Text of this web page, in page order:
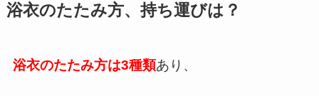
浴衣のたたみ方、持ち運びは？
浴衣のたたみ方は3種類あり、